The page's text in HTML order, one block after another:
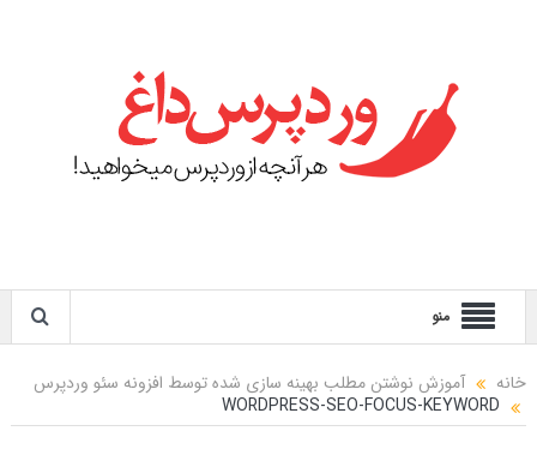
منو
خانه
آموزش نوشتن مطلب بهینه سازی شده توسط افزونه سئو وردپرس
WORDPRESS-SEO-FOCUS-KEYWORD